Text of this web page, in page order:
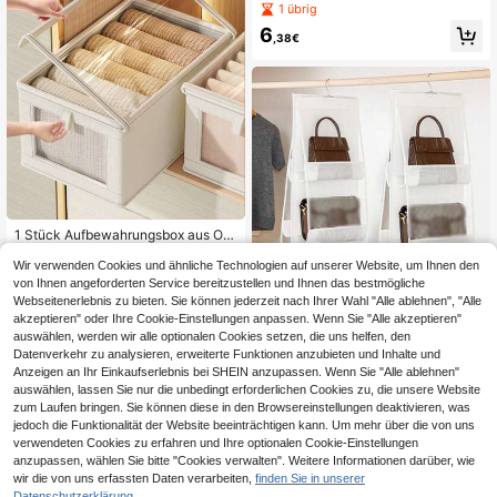
1 Stück Aufbewahrungsbox aus Oxf
rank-Organizer staubdicht für Zuha
use/Schlafzimmer, Große Größe, ge
eignet für den Balkon
11,51€
17andere Händler
gbare Anzeigebügel aus Kunststoff
Kleiderbügel Baby Kleidungsorgani
sator für Kleider, Hosen, Schuhe, Je
h, Sommer Oberteile
1 übrig
6,38€
2 Stücke/1 Stück (6/8 Fächer) Häng
ender Aufbewahrungstasche Kleide
rschrank Wohnheim Hängender Stä
nder Mehrschichtige Tasche Ständ
er Schultertasche Aufbewahrungst
asche Dekoration Feiertagsdekorati
6,04€
2andere Händler
Wir verwenden Cookies und ähnliche Technologien auf unserer Website, um Ihnen den
von Ihnen angeforderten Service bereitzustellen und Ihnen das bestmögliche
Webseitenerlebnis zu bieten. Sie können jederzeit nach Ihrer Wahl "Alle ablehnen", "Alle
akzeptieren" oder Ihre Cookie-Einstellungen anpassen. Wenn Sie "Alle akzeptieren"
auswählen, werden wir alle optionalen Cookies setzen, die uns helfen, den
Datenverkehr zu analysieren, erweiterte Funktionen anzubieten und Inhalte und
Anzeigen an Ihr Einkaufserlebnis bei SHEIN anzupassen. Wenn Sie "Alle ablehnen"
auswählen, lassen Sie nur die unbedingt erforderlichen Cookies zu, die unsere Website
zum Laufen bringen. Sie können diese in den Browsereinstellungen deaktivieren, was
jedoch die Funktionalität der Website beeinträchtigen kann. Um mehr über die von uns
verwendeten Cookies zu erfahren und Ihre optionalen Cookie-Einstellungen
anzupassen, wählen Sie bitte "Cookies verwalten". Weitere Informationen darüber, wie
wir die von uns erfassten Daten verarbeiten, finden Sie in unserer